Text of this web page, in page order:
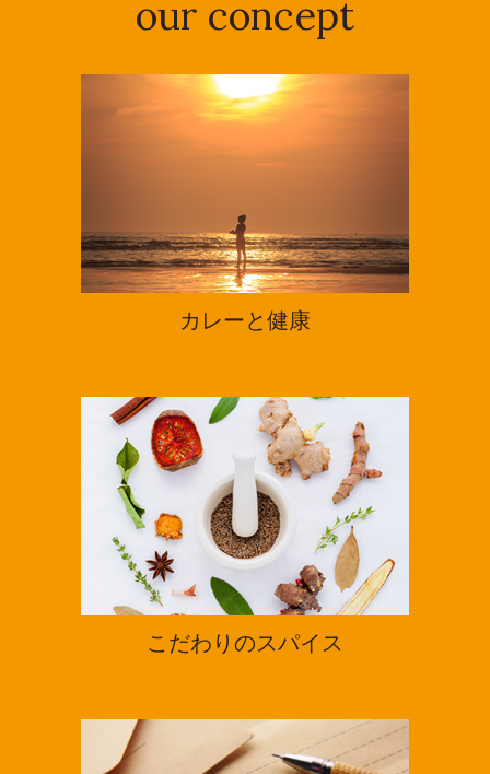
our concept
カレーと健康
こだわりのスパイス